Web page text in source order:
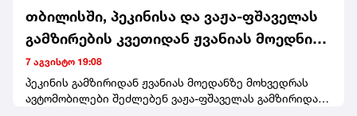
თბილისში, პეკინისა და ვაჟა-ფშაველას
გამზირების კვეთიდან ჟვანიას მოედნის
მიმართულებით მოძრაობა დროებით
შეიზღუდება
7 აგვისტო 19:08
პეკინის გამზირიდან ჟვანიას მოედანზე მოხვედრას
ავტომობილები შეძლებენ ვაჟა-ფშაველას გამზირიდან